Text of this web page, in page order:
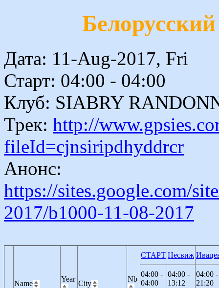
Дата: 11-Aug-2017, Fri
Старт: 04:00 - 04:00
Клуб: SIABRY
Трек: http://
fileId=cjnsiripdhyddrcr
Анонс:
https://sites.google.com/
2017/b1000-11-08-2017
Name
Year
City
Nb
СТАРТ Несвиж
04:00 -
04:00
04:00 -
13:12
04:00 -
21:20